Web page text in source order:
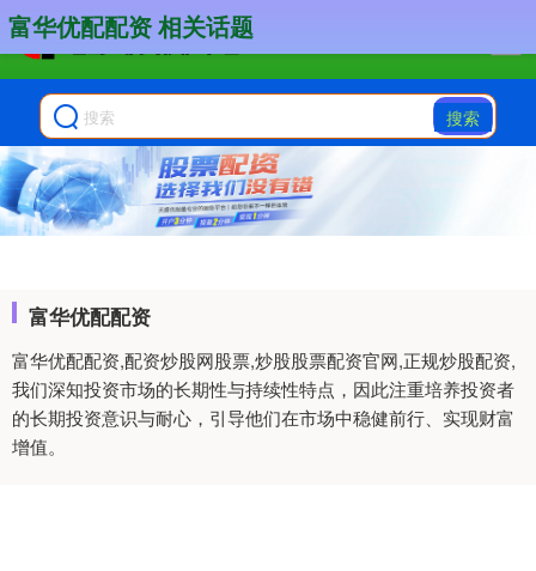
搜索
富华优配配资
富华优配配资,配资炒股网股票,炒股股票配资官网,正规炒股配资,
我们深知投资市场的长期性与持续性特点，因此注重培养投资者
的长期投资意识与耐心，引导他们在市场中稳健前行、实现财富
增值。
富华优配配资 相关话题